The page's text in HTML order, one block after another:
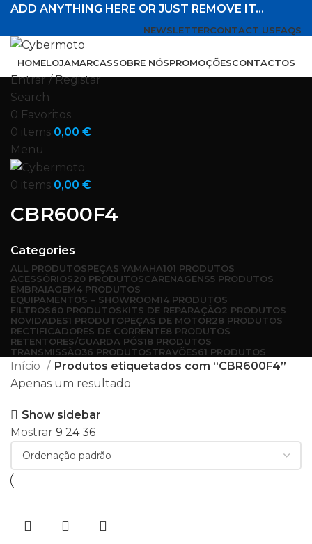
ADD ANYTHING HERE OR JUST REMOVE IT…
NEWSLETTERCONTACT USFAQS
HOMELOJAMARCASSOBRE NÓSPROMOÇÕESCONTACTOS
Entrar / Registar
Search
0 Favoritos
0 items 0,00 €
Menu
0 items 0,00 €
CBR600F4
Categories
ALL PRODUTOSPEÇAS YAMAHA101 PRODUTOS
ACESSÓRIOS20 PRODUTOSCARENAGENS5 PRODUTOS
EMBRAIAGEM4 PRODUTOS
EQUIPAMENTOS – SHOWROOM14 PRODUTOS
FILTROS60 PRODUTOSKITS DE REPARAÇÃO2 PRODUTOS
NOVIDADES1 PRODUTOPEÇAS DE MOTOR28 PRODUTOS
RECTIFICADORES DE CORRENTE8 PRODUTOS
RETENTORES/GUARDA PÓS18 PRODUTOS
TRANSMISSÃO36 PRODUTOSTRAVÕES61 PRODUTOS
Início
Produtos etiquetados com “CBR600F4”
Apenas um resultado
Show sidebar
Mostrar 9 2436